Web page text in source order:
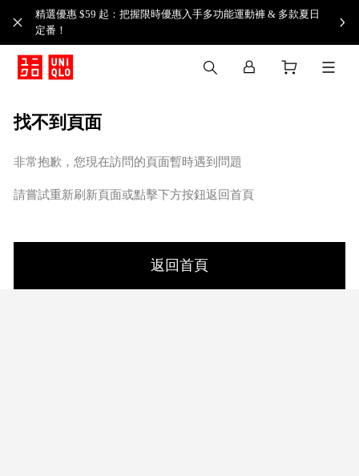
精選優惠 $59 起：把握限時優惠入手多功能運動褲 & 多款夏日
定番！​
找不到頁面
非常抱歉，您現在訪問的頁面暫時遇到問題
請嘗試重新刷新頁面或點擊下方按鈕返回首頁
返回首頁